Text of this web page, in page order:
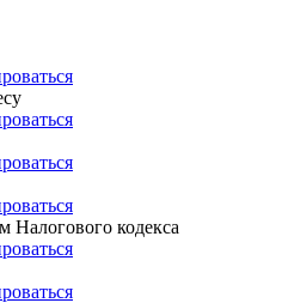
Налогового кодекса